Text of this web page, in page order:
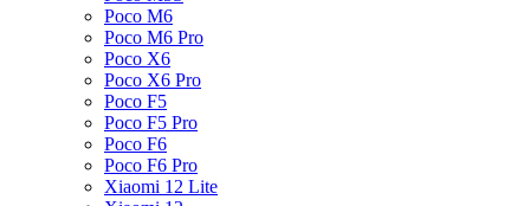
Poco M6
Poco M6 Pro
Poco X6
Poco X6 Pro
Poco F5
Poco F5 Pro
Poco F6
Poco F6 Pro
Xiaomi 12 Lite